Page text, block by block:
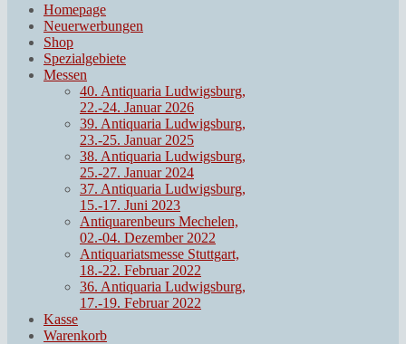
Homepage
Neuerwerbungen
Shop
Spezialgebiete
Messen
40. Antiquaria Ludwigsburg,
22.-24. Januar 2026
39. Antiquaria Ludwigsburg,
23.-25. Januar 2025
38. Antiquaria Ludwigsburg,
25.-27. Januar 2024
37. Antiquaria Ludwigsburg,
15.-17. Juni 2023
Antiquarenbeurs Mechelen,
02.-04. Dezember 2022
Antiquariatsmesse Stuttgart,
18.-22. Februar 2022
36. Antiquaria Ludwigsburg,
17.-19. Februar 2022
Kasse
Warenkorb